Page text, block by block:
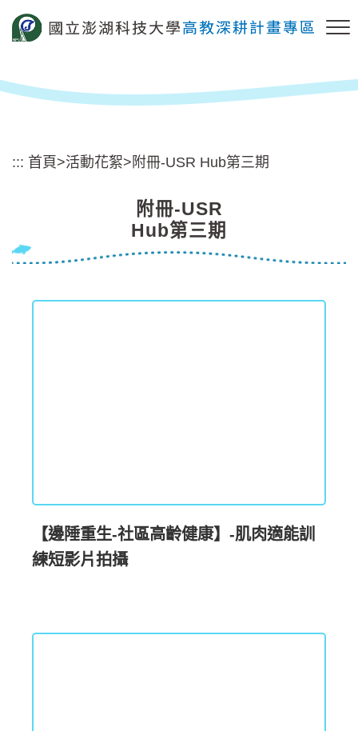
內
::: 首頁 >活動花絮> 附冊-USR Hub第三期
附冊-USR
Hub第三期
【邊陲重生-社區高齡健康】-肌肉適能訓
練短影片拍攝